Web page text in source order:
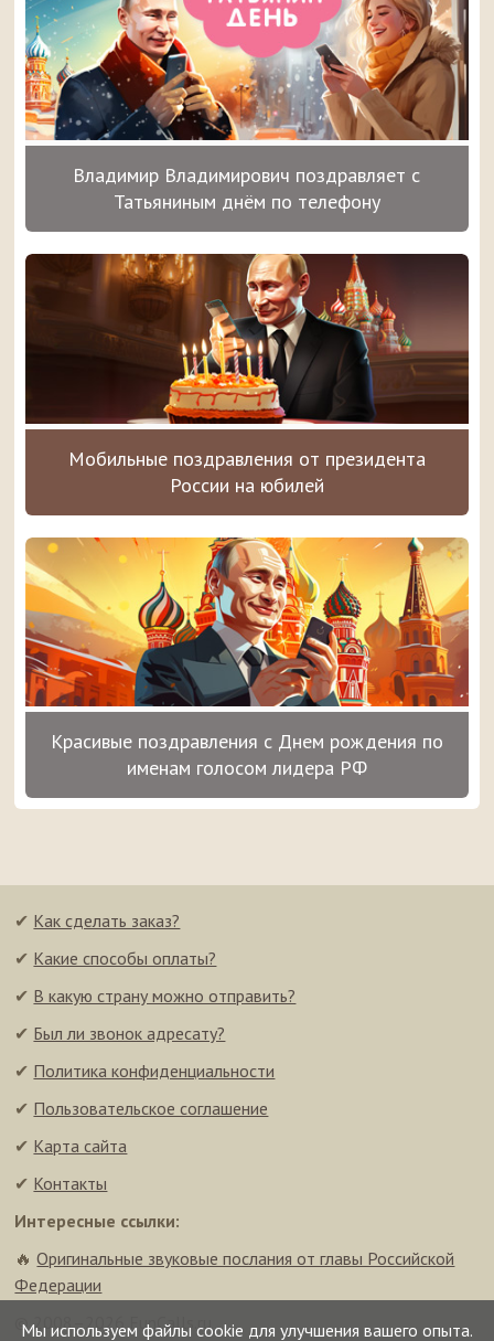
Владимир Владимирович поздравляет с
Татьяниным днём по телефону
Мобильные поздравления от президента
России на юбилей
Красивые поздравления с Днем рождения по
именам голосом лидера РФ
Мы используем файлы cookie для улучшения вашего опыта.
✔ Как сделать заказ?
✔ Какие способы оплаты?
✔ В какую страну можно отправить?
✔ Был ли звонок адресату?
✔ Политика конфиденциальности
✔ Пользовательское соглашение
✔ Карта сайта
✔ Контакты
Интересные ссылки:
🔥Оригинальные звуковые послания от главы Российской
Федерации
© 2008–2026 FunCalls.ru